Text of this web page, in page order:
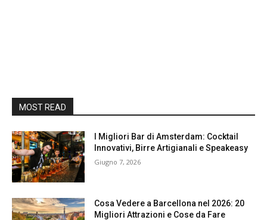
MOST READ
I Migliori Bar di Amsterdam: Cocktail
Innovativi, Birre Artigianali e Speakeasy
Giugno 7, 2026
Cosa Vedere a Barcellona nel 2026: 20
Migliori Attrazioni e Cose da Fare